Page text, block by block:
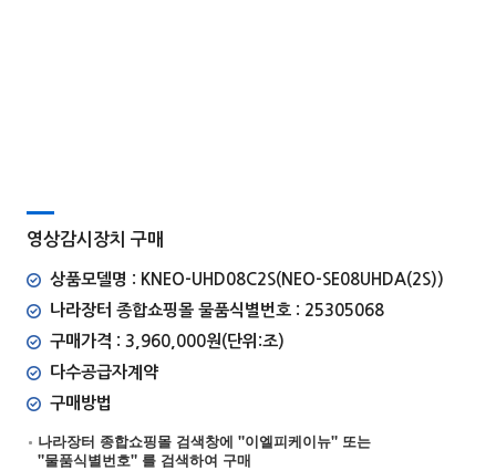
영상감시장치 구매
상품모델명 : KNEO-UHD08C2S(NEO-SE08UHDA(2S))
나라장터 종합쇼핑몰 물품식별번호 : 25305068
구매가격 : 3,960,000원(단위:조)
다수공급자계약
구매방법
나라장터 종합쇼핑몰 검색창에 "이엘피케이뉴" 또는
"물품식별번호" 를 검색하여 구매